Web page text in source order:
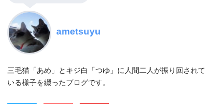
ametsuyu
三毛猫「あめ」とキジ白「つゆ」に人間二人が振り回されて
いる様子を綴ったブログです。